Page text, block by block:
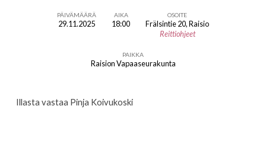
PÄIVÄMÄÄRÄ
29.11.2025
AIKA
18:00
OSOITE
Frälsintie 20, Raisio
Reittiohjeet
PAIKKA
Raision Vapaaseurakunta
Illasta vastaa Pinja Koivukoski